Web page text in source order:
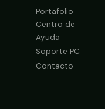
Portafolio
Centro de
Ayuda
Soporte PC
Contacto